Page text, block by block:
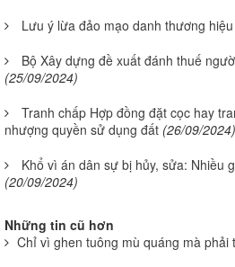
Lưu ý lừa đảo mạo danh thương
Bộ Xây dựng đề xuất đánh thuế
(25/09/2024)
Tranh chấp Hợp đồng đặt cọc hay
nhượng quyền sử dụng đất (26/09/2024)
Khổ vì án dân sự bị hủy, sửa: Nhiều
(20/09/2024)
Những tin cũ hơn
Chỉ vì ghen tuông mù quáng mà phải